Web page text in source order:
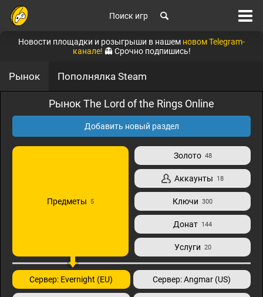
Поиск игр
Новости площадки и розыгрыши в нашем новом Telegram-
канале! 👻 Срочно подпишись!
Рынок Пополнялка Steam
Рынок The Lord of the Rings Online
Добавить новый раздел
Предметы 5
Золото 48
Аккаунты 18
Ключи 300
Донат 144
Услуги 20
Сервер: Evernight (EU) Сервер: Angmar (US)